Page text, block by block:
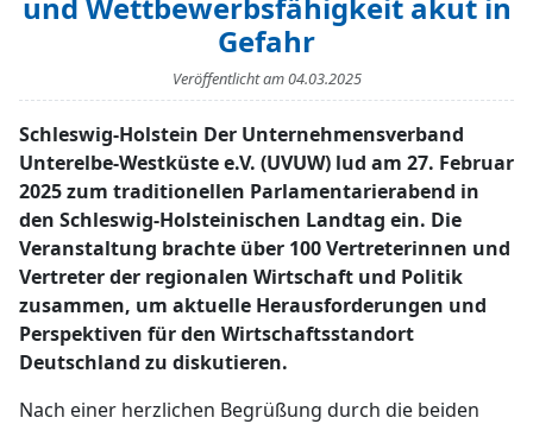
Gefahr
Veröffentlicht am04.03.2025
Schleswig-Holstein Der Unternehmensverband
Unterelbe-Westküste e.V. (UVUW) lud am 27. Februar
2025 zum traditionellen Parlamentarierabend in
den Schleswig-Holsteinischen Landtag ein. Die
Veranstaltung brachte über 100 Vertreterinnen und
Vertreter der regionalen Wirtschaft und Politik
zusammen, um aktuelle Herausforderungen und
Perspektiven für den Wirtschaftsstandort
Deutschland zu diskutieren.
Nach einer herzlichen Begrüßung durch die beiden